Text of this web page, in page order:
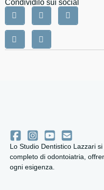
Condividilo sui social
Lo Studio Dentistico Lazzari
completo di odontoiatria,
ogni esigenza.